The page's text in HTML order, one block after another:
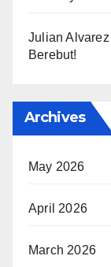
Julian
Berebut!
Archives
May 2026
April 2026
March 2026